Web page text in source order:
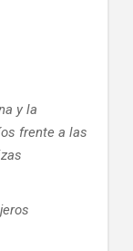
y la
frente a las